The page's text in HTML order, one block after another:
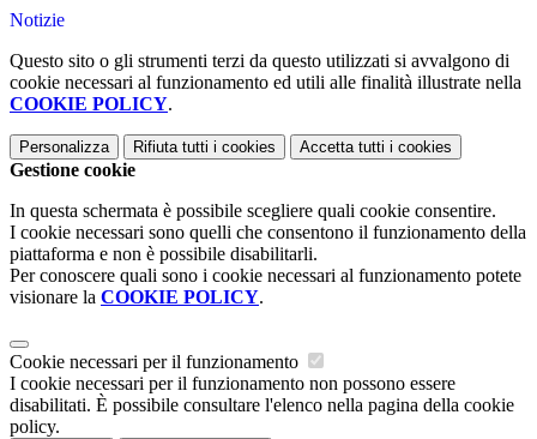
Notizie
Questo sito o gli strumenti terzi da questo utilizzati si avvalgono di
cookie necessari al funzionamento ed utili alle finalità illustrate nella
COOKIE POLICY.
Personalizza Rifiuta tutti i cookies Accetta tutti i cookies
Gestione cookie
In questa schermata è possibile scegliere quali cookie consentire.
I cookie necessari sono quelli che consentono il funzionamento della
piattaforma e non è possibile disabilitarli.
Per conoscere quali sono i cookie necessari al funzionamento potete
visionare la COOKIE POLICY.
Cookie necessari per il funzionamento
I cookie necessari per il funzionamento non possono essere
disabilitati. È possibile consultare l'elenco nella pagina della cookie
policy.